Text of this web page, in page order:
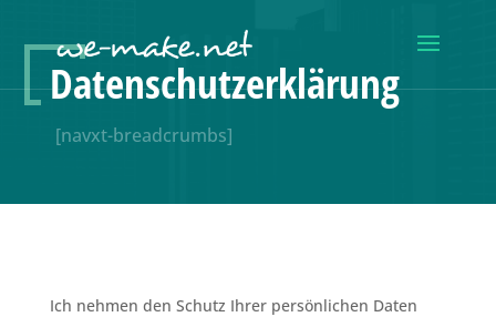
Datenschutzerklärung
[navxt-breadcrumbs]
Ich nehmen den Schutz Ihrer persönlichen Daten